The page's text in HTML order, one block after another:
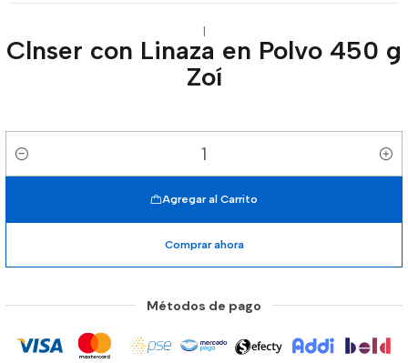
|
Clnser con Linaza en Polvo 450 g
Zoí
Cantidad
Agregar al Carrito
Comprar ahora
Métodos de pago